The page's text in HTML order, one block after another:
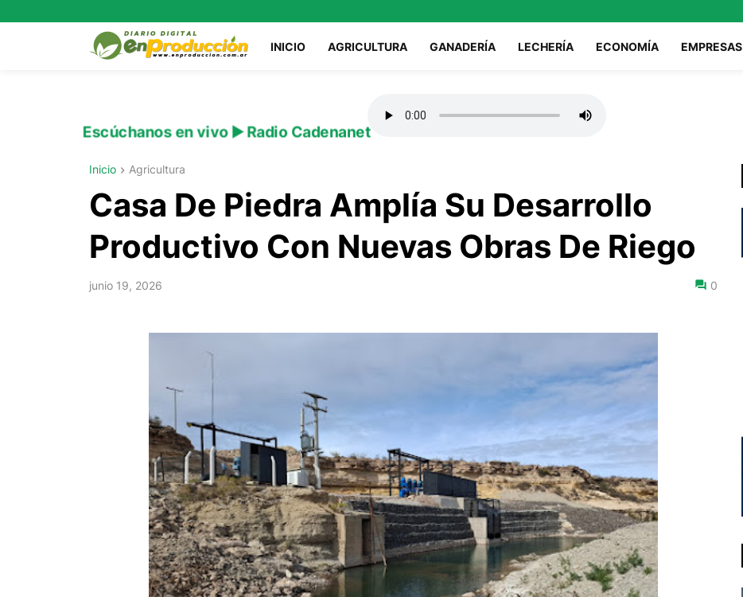
INICIO AGRICULTURA GANADERÍA LECHERÍA ECONOMÍA EMPRESAS
Escúchanos en vivo ▶️ Radio Cadenanet
Inicio Agricultura
Casa De Piedra Amplía Su Desarrollo
Productivo Con Nuevas Obras De Riego
junio 19, 2026 0